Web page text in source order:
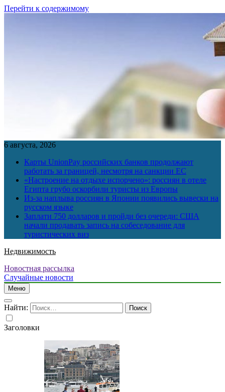
Перейти к содержимому
6 августа, 2026
Карты UnionPay российских банков продолжают
работать за границей, несмотря на санкции ЕС
«Настроение на отдыхе испорчено»: россиян в отеле
Египта грубо оскорбили туристы из Европы
Из-за наплыва россиян в Японии появились вывески на
русском языке
Заплати 750 долларов и пройди без очереди: США
начали продавать запись на собеседование для
туристических виз
Недвижимость
Новостная рассылка
Случайные новости
Меню
Найти:
Заголовки